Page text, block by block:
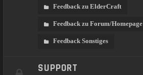
Feedback zu ElderCraft
Feedback zu Forum/Homepage
Feedback Sonstiges
SUPPORT